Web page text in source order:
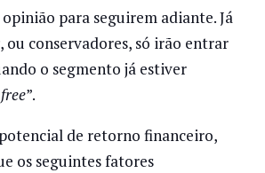
para seguirem adiante. Já
, ou conservadores, só irão entrar
o segmento já estiver
”.
de retorno financeiro,
os seguintes fatores